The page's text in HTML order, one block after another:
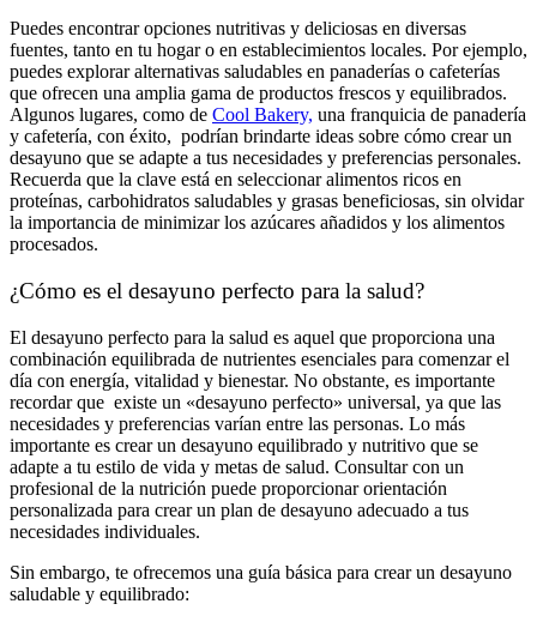
Puedes encontrar opciones nutritivas y deliciosas en diversas
fuentes, tanto en tu hogar o en establecimientos locales. Por ejemplo,
puedes explorar alternativas saludables en panaderías o cafeterías
que ofrecen una amplia gama de productos frescos y equilibrados.
Algunos lugares, como de Cool Bakery, una franquicia de panadería
y cafetería, con éxito, podrían brindarte ideas sobre cómo crear un
desayuno que se adapte a tus necesidades y preferencias personales.
Recuerda que la clave está en seleccionar alimentos ricos en
proteínas, carbohidratos saludables y grasas beneficiosas, sin olvidar
la importancia de minimizar los azúcares añadidos y los alimentos
procesados.
¿Cómo es el desayuno perfecto para la salud?
El desayuno perfecto para la salud es aquel que proporciona una
combinación equilibrada de nutrientes esenciales para comenzar el
día con energía, vitalidad y bienestar. No obstante, es importante
recordar que existe un «desayuno perfecto» universal, ya que las
necesidades y preferencias varían entre las personas. Lo más
importante es crear un desayuno equilibrado y nutritivo que se
adapte a tu estilo de vida y metas de salud. Consultar con un
profesional de la nutrición puede proporcionar orientación
personalizada para crear un plan de desayuno adecuado a tus
necesidades individuales.
Sin embargo, te ofrecemos una guía básica para crear un desayuno
saludable y equilibrado: